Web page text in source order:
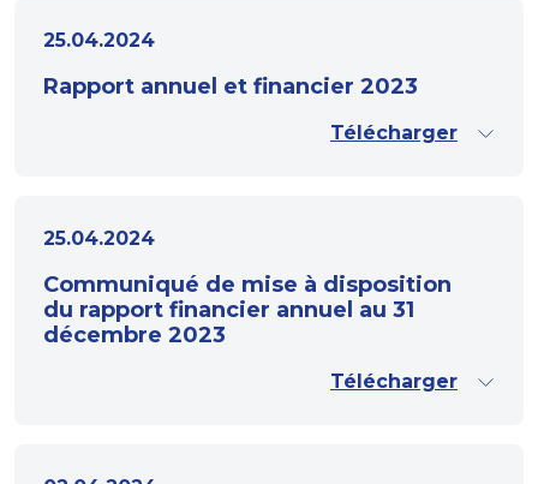
25.04.2024
Rapport annuel et financier 2023
Télécharger
25.04.2024
Communiqué de mise à disposition
du rapport financier annuel au 31
décembre 2023
Télécharger